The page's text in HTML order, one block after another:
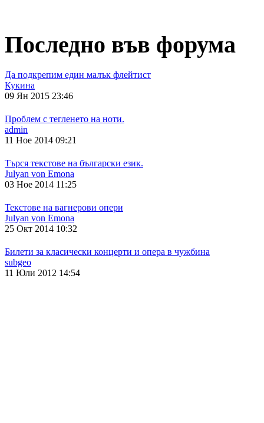
Последно във форума
Да подкрепим един малък флейтист
Кукина
09 Ян 2015 23:46
Проблем с тегленето на ноти.
admin
11 Ное 2014 09:21
Търся текстове на български език.
Julyan von Emona
03 Ное 2014 11:25
Текстове на вагнерови опери
Julyan von Emona
25 Окт 2014 10:32
Билети за класически концерти и опера в чужбина
subgeo
11 Юли 2012 14:54